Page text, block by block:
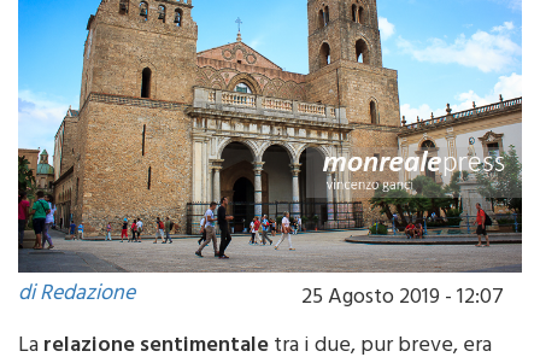
di Redazione
25 Agosto 2019 - 12:07